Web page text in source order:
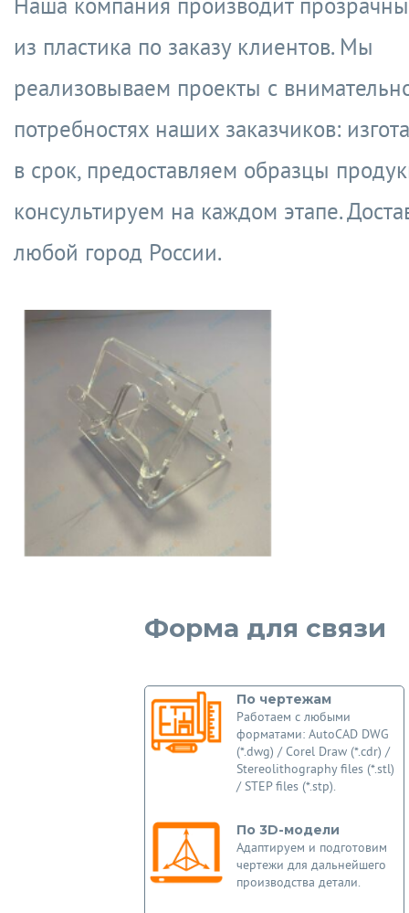
из пластика по заказу клиентов. Мы
реализовываем проекты с
потребностях наших заказчиков:
в срок, предоставляем образцы
консультируем на каждом этапе.
любой город России.
Форма для связи
По чертежам
Работаем с любыми
форматами: AutoCAD DWG
(*.dwg) / Corel Draw (*.cdr) /
Stereolithography files (*.stl)
/ STEP files (*.stp).
По 3D-модели
Адаптируем и подготовим
чертежи для дальнейшего
производства детали.